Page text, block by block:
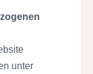
unter